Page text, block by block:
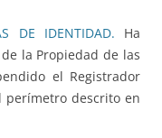
DE IDENTIDAD. Ha
la Propiedad de las
el Registrador
perímetro descrito en